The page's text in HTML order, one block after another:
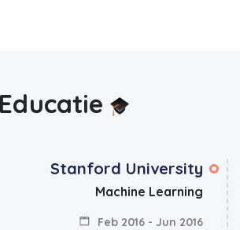
Educatie
Stanford University
Machine Learning
Feb 2016 - Jun 2016